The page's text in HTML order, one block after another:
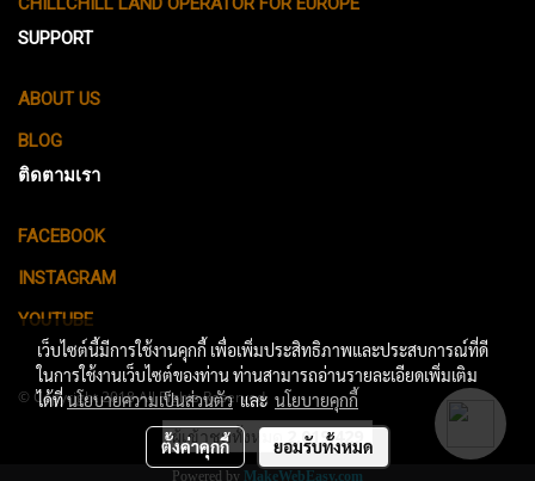
SUPPORT
ABOUT US
BLOG
ติดตามเรา
FACEBOOK
INSTAGRAM
YOUTUBE
© Copyright 2018 All Rights Reserved.
ผู้เข้าชมทั้งหมด 2,019,429
Powered by MakeWebEasy.com
เว็บไซต์นี้มีการใช้งานคุกกี้ เพื่อเพิ่มประสิทธิภาพและประสบการณ์ที่ดี
ในการใช้งานเว็บไซต์ของท่าน ท่านสามารถอ่านรายละเอียดเพิ่มเติม
ได้ที่นโยบายความเป็นส่วนตัวและ นโยบายคุกกี้
ตั้งค่าคุกกี้ ยอมรับทั้งหมด